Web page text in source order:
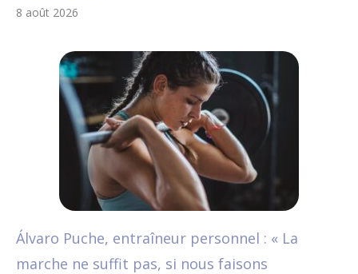
8 août 2026
Álvaro Puche, entraîneur personnel : « La
marche ne suffit pas, si nous faisons